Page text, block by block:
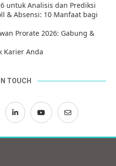
untuk Analisis dan Prediksi
& Absensi: 10 Manfaat bagi
Prorate 2026: Gabung &
Karier Anda
TOUCH